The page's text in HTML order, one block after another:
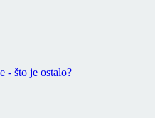
- što je ostalo?